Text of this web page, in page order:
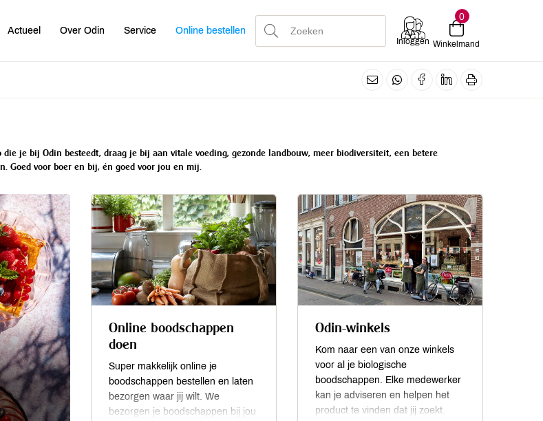
Actueel Over Odin Service Online bestellen
Inloggen
0
Winkelmand
je bij Odin besteedt, draag je bij aan vitale voeding, gezonde landbouw, meer biodiversiteit, een betere
Goed voor boer en bij, én goed voor jou en mij.
Online boodschappen
doen
Super makkelijk online je
boodschappen bestellen en laten
bezorgen waar jij wilt. We
bezorgen je boodschappen bij jou
Odin-winkels
Kom naar een van onze winkels
voor al je biologische
boodschappen. Elke medewerker
kan je adviseren en helpen het
product te vinden dat jij zoekt.